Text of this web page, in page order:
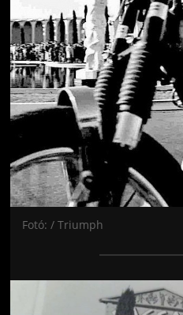
Fotó: / Triumph
Jön